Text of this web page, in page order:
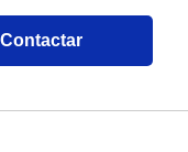
Contactar